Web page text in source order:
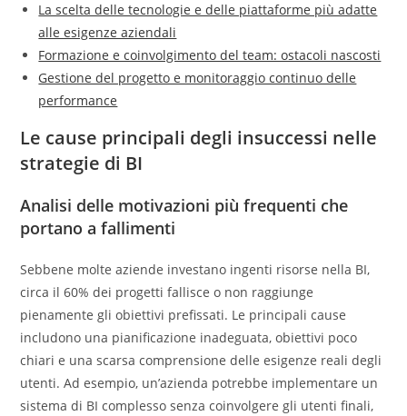
La scelta delle tecnologie e delle piattaforme più adatte
alle esigenze aziendali
Formazione e coinvolgimento del team: ostacoli nascosti
Gestione del progetto e monitoraggio continuo delle
performance
Le cause principali degli insuccessi nelle
strategie di BI
Analisi delle motivazioni più frequenti che
portano a fallimenti
Sebbene molte aziende investano ingenti risorse nella BI,
circa il 60% dei progetti fallisce o non raggiunge
pienamente gli obiettivi prefissati. Le principali cause
includono una pianificazione inadeguata, obiettivi poco
chiari e una scarsa comprensione delle esigenze reali degli
utenti. Ad esempio, un’azienda potrebbe implementare un
sistema di BI complesso senza coinvolgere gli utenti finali,